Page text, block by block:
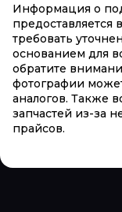
Информация о
предоставляется
требовать
основанием для
обратите
фотографии
аналогов. Также
запчастей из-за
прайсов.